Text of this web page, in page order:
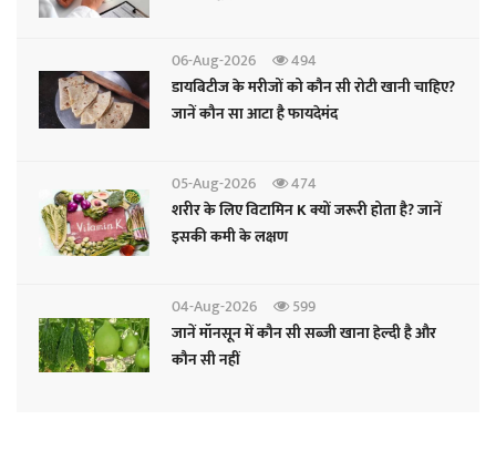
06-Aug-2026
494
डायबिटीज के मरीजों को कौन सी रोटी खानी चाहिए?
जानें कौन सा आटा है फायदेमंद
05-Aug-2026
474
शरीर के लिए विटामिन K क्यों जरूरी होता है? जानें
इसकी कमी के लक्षण
04-Aug-2026
599
जानें मॉनसून में कौन सी सब्जी खाना हेल्दी है और
कौन सी नहीं